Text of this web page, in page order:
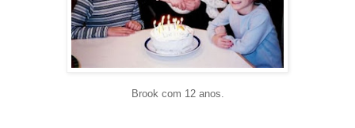
Brook com 12 anos.